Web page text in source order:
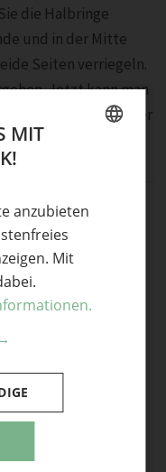
die Halbringe
und in der Mitte
Seiten verriegeln.
Jetzt kann man
oder die Leine länger
MIT
anzubieten
Mit